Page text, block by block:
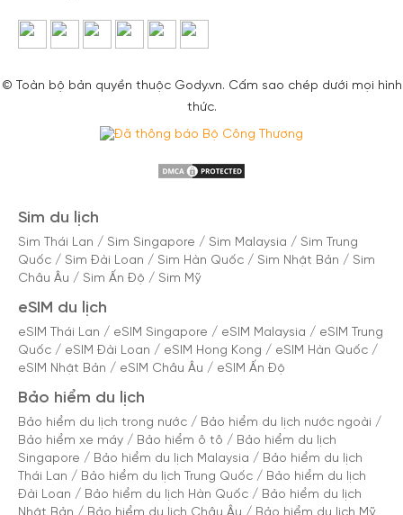
© Toàn bộ bản quyền thuộc Gody.vn. Cấm sao chép dưới mọi hình
thức.
Sim du lịch
Sim Thái Lan / Sim Singapore / Sim Malaysia / Sim Trung
Quốc / Sim Đài Loan / Sim Hàn Quốc / Sim Nhật Bản / Sim
Châu Âu / Sim Ấn Độ / Sim Mỹ
eSIM du lịch
eSIM Thái Lan / eSIM Singapore / eSIM Malaysia / eSIM Trung
Quốc / eSIM Đài Loan / eSIM Hong Kong / eSIM Hàn Quốc /
eSIM Nhật Bản / eSIM Châu Âu / eSIM Ấn Độ
Bảo hiểm du lịch
Bảo hiểm du lịch trong nước / Bảo hiểm du lịch nước ngoài /
Bảo hiểm xe máy / Bảo hiểm ô tô / Bảo hiểm du lịch
Singapore / Bảo hiểm du lịch Malaysia / Bảo hiểm du lịch
Thái Lan / Bảo hiểm du lịch Trung Quốc / Bảo hiểm du lịch
Đài Loan / Bảo hiểm du lịch Hàn Quốc / Bảo hiểm du lịch